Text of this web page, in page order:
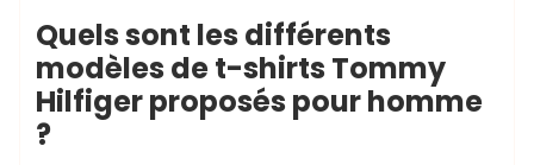
Quels sont les différents
modèles de t-shirts Tommy
Hilfiger proposés pour homme
?